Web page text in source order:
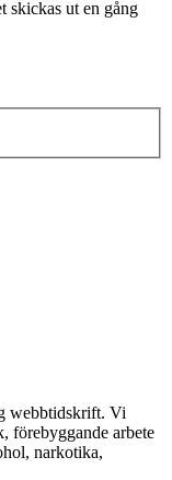
skickas ut en gång
webbtidskrift. Vi
förebyggande arbete
narkotika,